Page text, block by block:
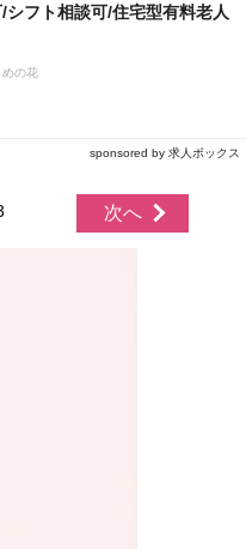
シフト相談可/住宅型有料老人
の花
sponsored by 求人ボックス
次へ